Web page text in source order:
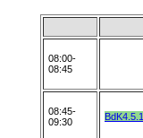
08:00-
08:45
08:45-
09:30
BdK4.5.1